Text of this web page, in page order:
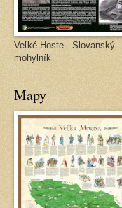
Veľké Hoste - Slovanský
mohylník
Mapy